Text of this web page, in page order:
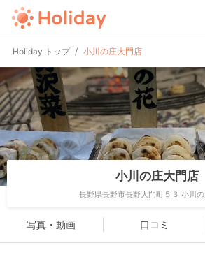
Holiday トップ 小川の庄大門店
小川の庄大門店
長野県長野市長野大門町５３ 小川
写真・動画 口コミ